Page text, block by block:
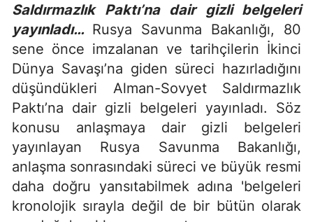
Saldırmazlık Paktı’na dair gizli belgeleri
yayınladı… Rusya Savunma Bakanlığı, 80
sene önce imzalanan ve tarihçilerin İkinci
Dünya Savaşı’na giden süreci hazırladığını
düşündükleri Alman-Sovyet Saldırmazlık
Paktı’na dair gizli belgeleri yayınladı. ​Söz
konusu anlaşmaya dair gizli belgeleri
yayınlayan Rusya Savunma Bakanlığı,
anlaşma sonrasındaki süreci ve büyük resmi
daha doğru yansıtabilmek adına 'belgeleri
kronolojik sırayla değil de bir bütün olarak